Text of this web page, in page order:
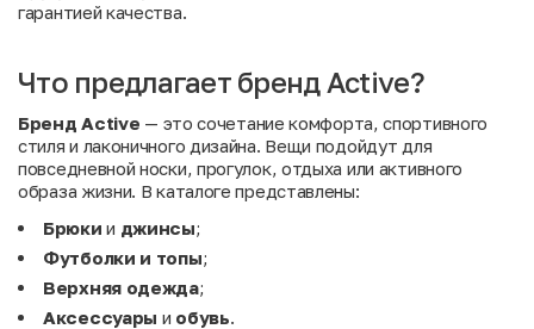
гарантией качества.
Что предлагает бренд Active?
Бренд Active — это сочетание комфорта, спортивного
стиля и лаконичного дизайна. Вещи подойдут для
повседневной носки, прогулок, отдыха или активного
образа жизни. В каталоге представлены:
Брюки и джинсы;
Футболки и топы;
Верхняя одежда;
Аксессуары и обувь